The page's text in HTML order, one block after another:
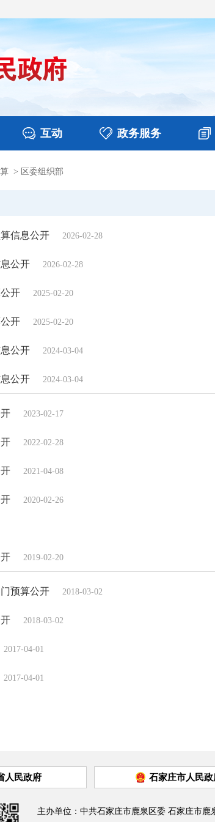
视频播报
互动
政务咨询
政务服务
涉企收费目录清单
> 区委组织部
信息公开 2026-02-28
公开 2026-02-28
开 2025-02-20
开 2025-02-20
公开 2024-03-04
公开 2024-03-04
2023-02-17
2022-02-28
2021-04-08
2020-02-26
2019-02-20
预算公开 2018-03-02
2018-03-02
2017-04-01
2017-04-01